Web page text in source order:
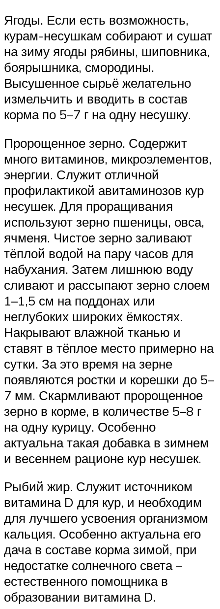
Ягоды. Если есть возможность,
курам-несушкам собирают и сушат
на зиму ягоды рябины, шиповника,
боярышника, смородины.
Высушенное сырьё желательно
измельчить и вводить в состав
корма по 5–7 г на одну несушку.
Пророщенное зерно. Содержит
много витаминов, микроэлементов,
энергии. Служит отличной
профилактикой авитаминозов кур
несушек. Для проращивания
используют зерно пшеницы, овса,
ячменя. Чистое зерно заливают
тёплой водой на пару часов для
набухания. Затем лишнюю воду
сливают и рассыпают зерно слоем
1–1,5 см на поддонах или
неглубоких широких ёмкостях.
Накрывают влажной тканью и
ставят в тёплое место примерно на
сутки. За это время на зерне
появляются ростки и корешки до 5–
7 мм. Скармливают пророщенное
зерно в корме, в количестве 5–8 г
на одну курицу. Особенно
актуальна такая добавка в зимнем
и весеннем рационе кур несушек.
Рыбий жир. Служит источником
витамина D для кур, и необходим
для лучшего усвоения организмом
кальция. Особенно актуальна его
дача в составе корма зимой, при
недостатке солнечного света –
естественного помощника в
образовании витамина D.